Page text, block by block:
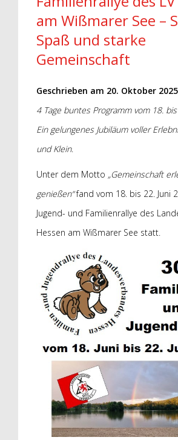
am Wißmarer See –
Spaß und starke
Gemeinschaft
Geschrieben am 20. Oktober 2025
4 Tage buntes Programm vom 18.
Ein gelungenes Jubiläum voller
und Klein.
Unter dem Motto „Gemeinschaft
genießen“fand vom 18. bis 22. Juni
Jugend- und Familienrallye des
Hessen am Wißmarer See statt.